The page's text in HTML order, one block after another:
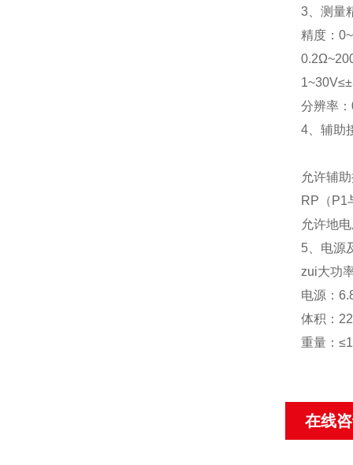
3、测量
精度：
分辨率
4、辅助
允许辅
RP（P1
允许地
5、电源
zui大功
电源：
体积：
重量：
在线